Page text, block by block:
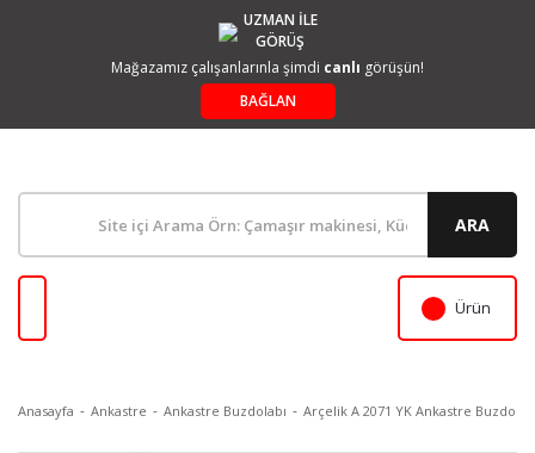
UZMAN İLE
GÖRÜŞ
Mağazamız çalışanlarınla şimdi canlı görüşün!
BAĞLAN
ARA
Ürün
Anasayfa Ankastre Ankastre Buzdolabı Arçelik A 2071 YK Ankastre